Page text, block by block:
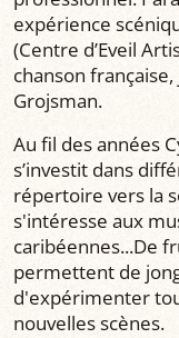
expérience
(Centre d’Eveil
chanson
Grojsman.
Au fil des années
s’investit dans
répertoire vers la
s'intéresse aux
caribéennes...De
permettent de
d'expérimenter
nouvelles scènes.